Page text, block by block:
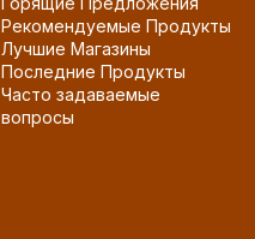
Рекомендуемые Продукты
Лучшие Магазины
Последние Продукты
Часто задаваемые
вопросы